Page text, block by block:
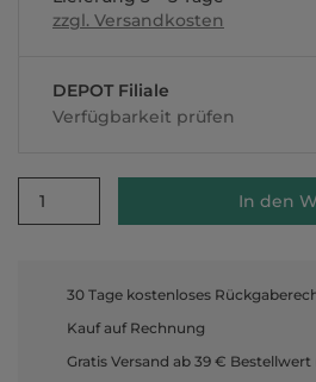
zzgl. Versandkosten
DEPOT Filiale
Verfügbarkeit prüfen
1 In den
30 Tage kostenloses
Kauf auf Rechnung
Gratis Versand ab 39 €